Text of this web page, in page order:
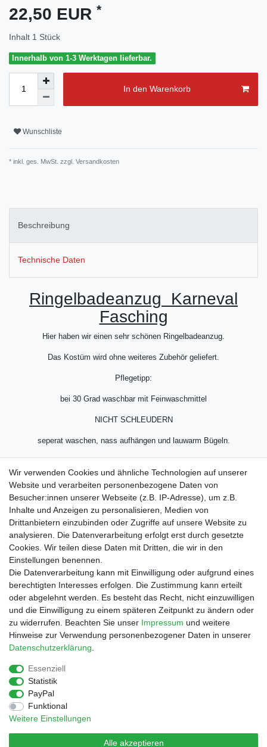
22,50 EUR *
Inhalt 1 Stück
Innerhalb von 1-3 Werktagen lieferbar.
In den Warenkorb
Wunschliste
* inkl. ges. MwSt. zzgl. Versandkosten
Beschreibung
Technische Daten
Ringelbadeanzug Karneval
Fasching
Hier haben wir einen sehr schönen Ringelbadeanzug.
Das Kostüm wird ohne weiteres Zubehör geliefert.
Pflegetipp:
bei 30 Grad waschbar mit Feinwaschmittel
NICHT SCHLEUDERN
seperat waschen, nass aufhängen und lauwarm Bügeln.
Shop
Zahlungs- und Versandbedingungen
Warenkorb
Kasse
Mein Konto
Kontakt
Facebook
Service
Impressum
Widerrufs­recht
Wir verwenden Cookies und ähnliche Technologien auf unserer
Website und verarbeiten personenbezogene Daten von
Besucher:innen unserer Webseite (z.B. IP-Adresse), um z.B.
Inhalte und Anzeigen zu personalisieren, Medien von
Drittanbietern einzubinden oder Zugriffe auf unsere Website zu
analysieren. Die Datenverarbeitung erfolgt erst durch gesetzte
Cookies. Wir teilen diese Daten mit Dritten, die wir in den
Einstellungen benennen.
Die Datenverarbeitung kann mit Einwilligung oder aufgrund eines
berechtigten Interesses erfolgen. Die Zustimmung kann erteilt
oder abgelehnt werden. Es besteht das Recht, nicht einzuwilligen
und die Einwilligung zu einem späteren Zeitpunkt zu ändern oder
zu widerrufen. Beachten Sie unser Impressum und weitere
Hinweise zur Verwendung personenbezogener Daten in unserer
Daten­schutz­erklärung
Essenziell
Statistik
PayPal
Funktional
Weitere Einstellungen
Alle akzeptieren